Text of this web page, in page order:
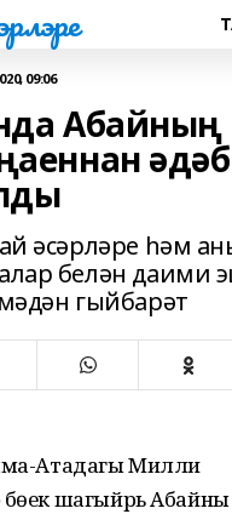
09:06
Абайның
әсәрләре һәм
белән даими
гыйбарәт
Атадагы Милли
шагыйрь